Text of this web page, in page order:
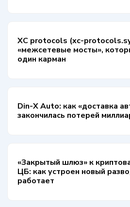
XC protocols (xc-
«межсетевые мосты»,
один карман
Din-X Auto: как «доставка
закончилась потерей
«Закрытый шлюз» к
ЦБ: как устроен новый
работает